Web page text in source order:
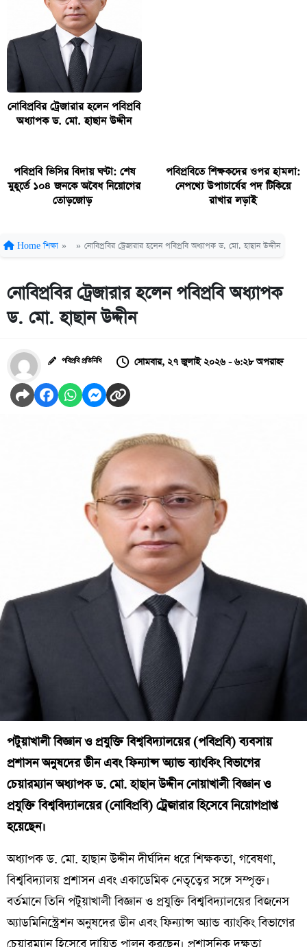
নোবিপ্রবির ট্রেজারার হলেন পবিপ্রবি
অধ্যাপক ড. মো. হাছান উদ্দীন
পবিপ্রবি ভিসির বিদায় ঘণ্টা: শেষ
মুহূর্তে ১০৪ জনকে অবৈধ নিয়োগের
তোড়জোড়
পবিপ্রবিতে শিক্ষকদের ওপর হামলা:
নেপথ্যে উপাচার্যের পদ টিকিয়ে
রাখার লড়াই
Home শিক্ষা » » নোবিপ্রবির ট্রেজারার হলেন পবিপ্রবি অধ্যাপক ড. মো. হাছান উদ্দীন
নোবিপ্রবির ট্রেজারার হলেন পবিপ্রবি অধ্যাপক
ড. মো. হাছান উদ্দীন
পবিপ্রবি প্রতিনিধি সোমবার, ২৭ জুলাই ২০২৬ - ৬:২৮ অপরাহ্ন
পটুয়াখালী বিজ্ঞান ও প্রযুক্তি বিশ্ববিদ্যালয়ের (পবিপ্রবি) ব্যবসায়
প্রশাসন অনুষদের ডীন এবং ফিন্যান্স অ্যান্ড ব্যাংকিং বিভাগের
চেয়ারম্যান অধ্যাপক ড. মো. হাছান উদ্দীন নোয়াখালী বিজ্ঞান ও
প্রযুক্তি বিশ্ববিদ্যালয়ের (নোবিপ্রবি) ট্রেজারার হিসেবে নিয়োগপ্রাপ্ত
হয়েছেন।
অধ্যাপক ড. মো. হাছান উদ্দীন দীর্ঘদিন ধরে শিক্ষকতা, গবেষণা,
বিশ্ববিদ্যালয় প্রশাসন এবং একাডেমিক নেতৃত্বের সঙ্গে সম্পৃক্ত।
বর্তমানে তিনি পটুয়াখালী বিজ্ঞান ও প্রযুক্তি বিশ্ববিদ্যালয়ের বিজনেস
অ্যাডমিনিস্ট্রেশন অনুষদের ডীন এবং ফিন্যান্স অ্যান্ড ব্যাংকিং বিভাগের